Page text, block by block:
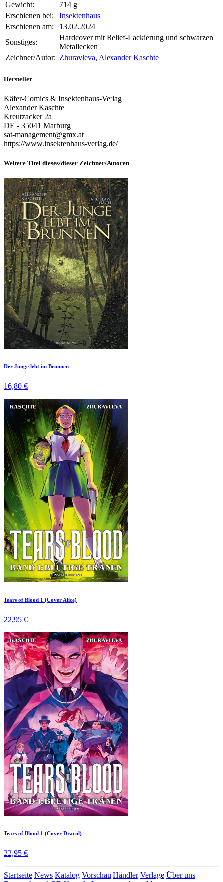
Gewicht:
714 g
Erschienen bei:
Insektenhaus
Erschienen am:
13.02.2024
Sonstiges:
Hardcover mit Relief-Lackierung und schwarzen
Metallecken
Zeichner/Autor: Zhuravleva, Alexander Kaschte
Hersteller
Käfer-Comics & Insektenhaus-Verlag
Alexander Kaschte
Kreutzacker 2a
DE - 35041 Marburg
sat-management@gmx.at
https://www.insektenhaus-verlag.de/
Weitere Titel dieses/dieser Zeichner/Autoren
Der Junge lebt im Brunnen
16,80 €
Tears of Blood 1 (Cover Alice)
22,95 €
Tears of Blood 1 (Cover Dracul)
22,95 €
Startseite News Katalog Vorschau Händler Verlage Über uns